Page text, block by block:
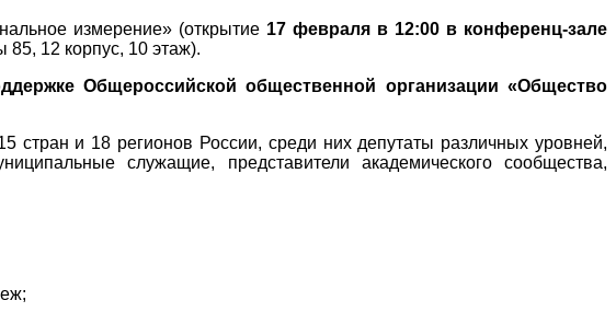
измерение» (открытие 17 февраля в 12:00 в конференц-зале
85, 12 корпус, 10 этаж).
Общероссийской общественной организации «Общество
стран и 18 регионов России, среди них депутаты различных уровней,
служащие, представители академического сообщества,